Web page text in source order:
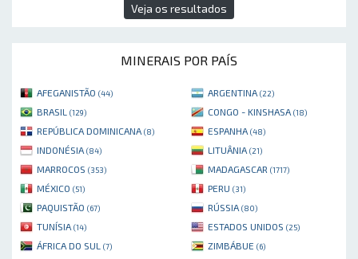
Veja os resultados
MINERAIS POR PAÍS
AFEGANISTÃO (44) ARGENTINA (22)
BRASIL (129) CONGO - KINSHASA (18)
REPÚBLICA DOMINICANA (8) ESPANHA (48)
INDONÉSIA (84) LITUÂNIA (21)
MARROCOS (353) MADAGASCAR (1717)
MÉXICO (51) PERU (31)
PAQUISTÃO (67) RÚSSIA (80)
TUNÍSIA (14) ESTADOS UNIDOS (25)
ÁFRICA DO SUL (7) ZIMBÁBUE (6)